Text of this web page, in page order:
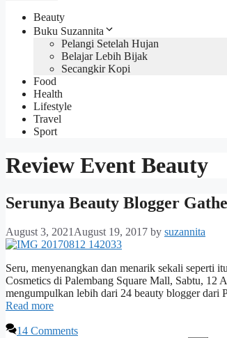
Beauty
Buku Suzannita
Pelangi Setelah Hujan
Belajar Lebih Bijak
Secangkir Kopi
Food
Health
Lifestyle
Travel
Sport
Review Event Beauty
Serunya Beauty Blogger
August 3, 2021August 19, 2017 by suzannita
Seru, menyenangkan dan menarik sekali seperti
Cosmetics di Palembang Square Mall, Sabtu, 12
mengumpulkan lebih dari 24 beauty blogger dari
Read more
14 Comments